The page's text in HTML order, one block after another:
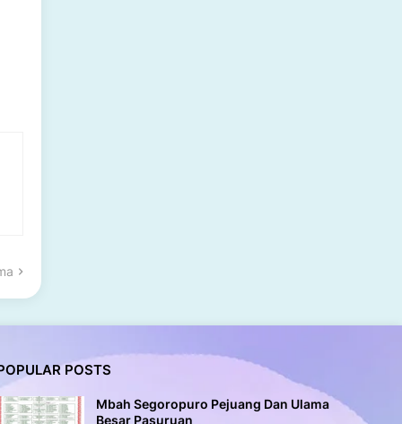
POSTS
Mbah Segoropuro Pejuang Dan Ulama
Besar Pasuruan